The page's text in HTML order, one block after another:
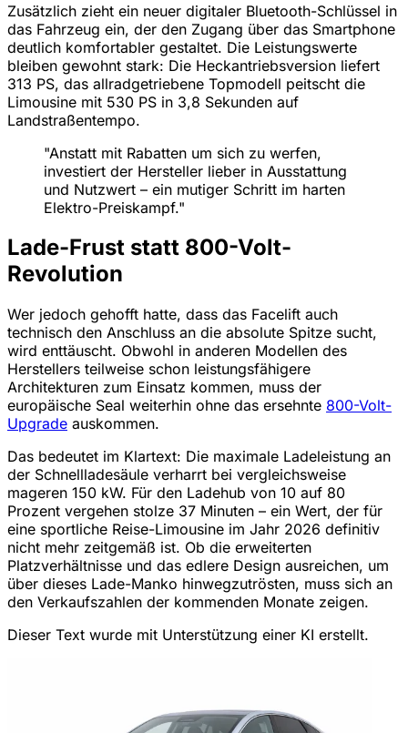
Zusätzlich zieht ein neuer digitaler Bluetooth-Schlüssel in
das Fahrzeug ein, der den Zugang über das Smartphone
deutlich komfortabler gestaltet. Die Leistungswerte
bleiben gewohnt stark: Die Heckantriebsversion liefert
313 PS, das allradgetriebene Topmodell peitscht die
Limousine mit 530 PS in 3,8 Sekunden auf
Landstraßentempo.
"Anstatt mit Rabatten um sich zu werfen,
investiert der Hersteller lieber in Ausstattung
und Nutzwert – ein mutiger Schritt im harten
Elektro-Preiskampf."
Lade-Frust statt 800-Volt-
Revolution
Wer jedoch gehofft hatte, dass das Facelift auch
technisch den Anschluss an die absolute Spitze sucht,
wird enttäuscht. Obwohl in anderen Modellen des
Herstellers teilweise schon leistungsfähigere
Architekturen zum Einsatz kommen, muss der
europäische Seal weiterhin ohne das ersehnte 800-Volt-
Upgrade auskommen.
Das bedeutet im Klartext: Die maximale Ladeleistung an
der Schnellladesäule verharrt bei vergleichsweise
mageren 150 kW. Für den Ladehub von 10 auf 80
Prozent vergehen stolze 37 Minuten – ein Wert, der für
eine sportliche Reise-Limousine im Jahr 2026 definitiv
nicht mehr zeitgemäß ist. Ob die erweiterten
Platzverhältnisse und das edlere Design ausreichen, um
über dieses Lade-Manko hinwegzutrösten, muss sich an
den Verkaufszahlen der kommenden Monate zeigen.
Dieser Text wurde mit Unterstützung einer KI erstellt.